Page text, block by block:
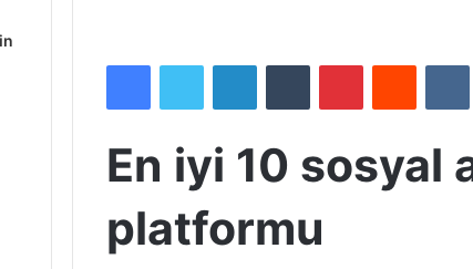
En iyi 10 sosyal
platformu